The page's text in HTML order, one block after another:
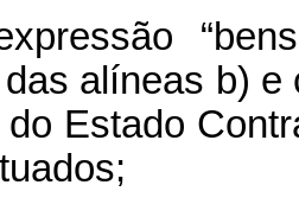
alíneas b)
Estado